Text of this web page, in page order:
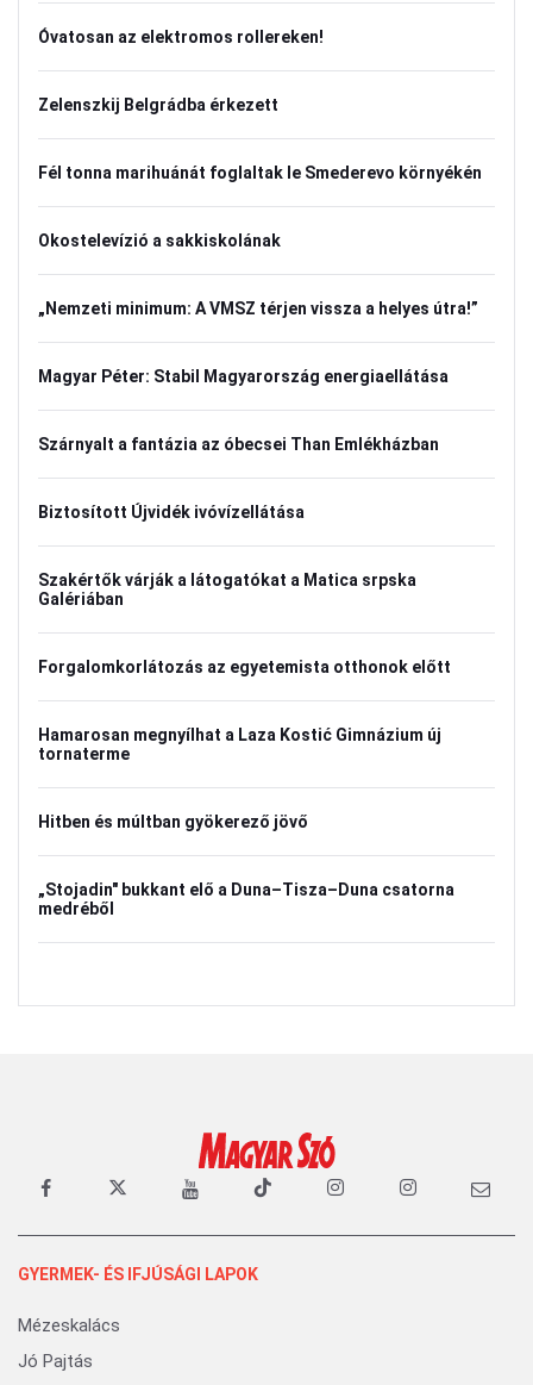
Óvatosan az elektromos rollereken!
Zelenszkij Belgrádba érkezett
Fél tonna marihuánát foglaltak le Smederevo környékén
Okostelevízió a sakkiskolának
„Nemzeti minimum: A VMSZ térjen vissza a helyes útra!”
Magyar Péter: Stabil Magyarország energiaellátása
Szárnyalt a fantázia az óbecsei Than Emlékházban
Biztosított Újvidék ivóvízellátása
Szakértők várják a látogatókat a Matica srpska
Galériában
Forgalomkorlátozás az egyetemista otthonok előtt
Hamarosan megnyílhat a Laza Kostić Gimnázium új
tornaterme
Hitben és múltban gyökerező jövő
„Stojadin" bukkant elő a Duna–Tisza–Duna csatorna
medréből
GYERMEK- ÉS IFJÚSÁGI LAPOK
Mézeskalács
Jó Pajtás